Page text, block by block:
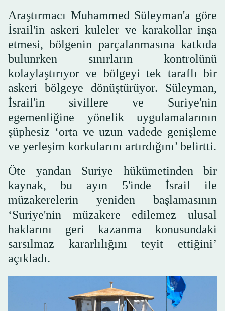
Araştırmacı Muhammed Süleyman'a göre
İsrail'in askeri kuleler ve karakollar inşa
etmesi, bölgenin parçalanmasına katkıda
bulunrken sınırların kontrolünü
kolaylaştırıyor ve bölgeyi tek taraflı bir
askeri bölgeye dönüştürüyor. Süleyman,
İsrail'in sivillere ve Suriye'nin
egemenliğine yönelik uygulamalarının
şüphesiz ‘orta ve uzun vadede genişleme
ve yerleşim korkularını artırdığını’ belirtti.
Öte yandan Suriye hükümetinden bir
kaynak, bu ayın 5'inde İsrail ile
müzakerelerin yeniden başlamasının
‘Suriye'nin müzakere edilemez ulusal
haklarını geri kazanma konusundaki
sarsılmaz kararlılığını teyit ettiğini’
açıkladı.